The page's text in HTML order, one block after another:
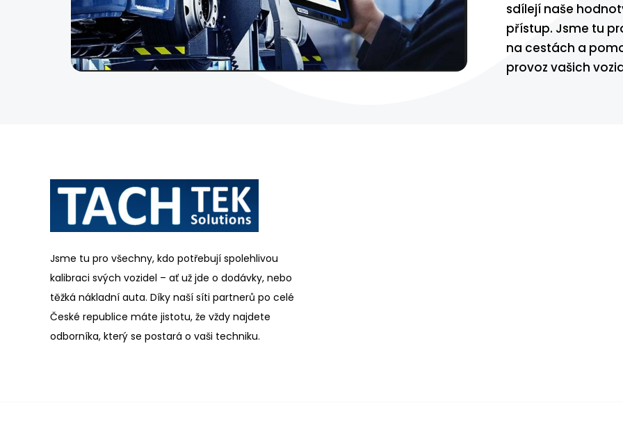
sdílejí naše
přístup. Jsme tu
na cestách a
provoz vašich
Jsme tu pro všechny, kdo potřebují spolehlivou
kalibraci svých vozidel – ať už jde o dodávky, nebo
těžká nákladní auta. Díky naší síti partnerů po celé
České republice máte jistotu, že vždy najdete
odborníka, který se postará o vaši techniku.